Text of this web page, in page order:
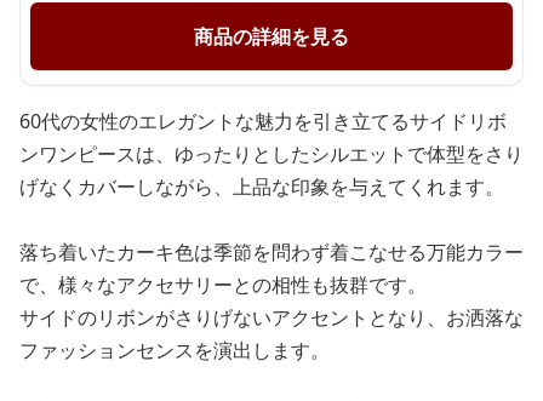
商品の詳細を見る
60代の女性のエレガントな魅力を引き立てるサイドリボ
ンワンピースは、ゆったりとしたシルエットで体型をさり
げなくカバーしながら、上品な印象を与えてくれます。
落ち着いたカーキ色は季節を問わず着こなせる万能カラー
で、様々なアクセサリーとの相性も抜群です。
サイドのリボンがさりげないアクセントとなり、お洒落な
ファッションセンスを演出します。